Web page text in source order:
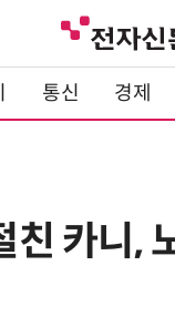
통신 경제
친 카니,